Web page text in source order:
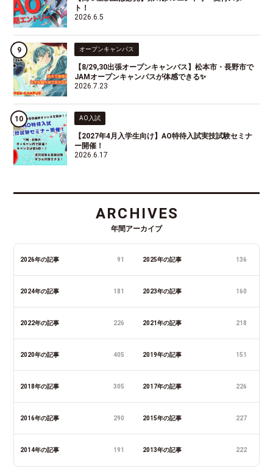
ト！
2026.6.5
オープンキャンパス
【8/29,30出張オープンキャンパス】松本市・長野市で
JAMオープンキャンパスが体感できる✨
2026.7.23
AO入試
【2027年4月入学生向け】AO特待入試実技試験セミナ
ー開催！
2026.6.17
ARCHIVES
年間アーカイブ
2026年の記事 91 2025年の記事 136
2024年の記事 181 2023年の記事 160
2022年の記事 226 2021年の記事 218
2020年の記事 405 2019年の記事 151
2018年の記事 305 2017年の記事 226
2016年の記事 290 2015年の記事 227
2014年の記事 191 2013年の記事 222